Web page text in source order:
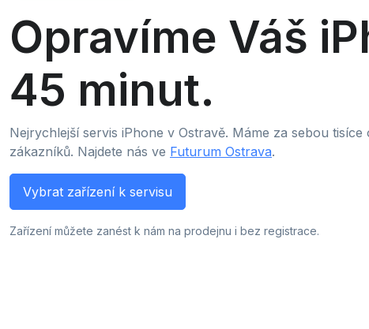
Opravíme Váš
45 minut.
Nejrychlejší servis iPhone v Ostravě. Máme za sebou
zákazníků. Najdete nás ve Futurum Ostrava.
Vybrat zařízení k servisu
Zařízení můžete zanést k nám na prodejnu i bez registrace.